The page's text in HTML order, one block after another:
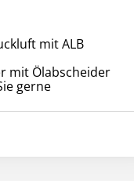
mit ALB
mit Ölabscheider
gerne